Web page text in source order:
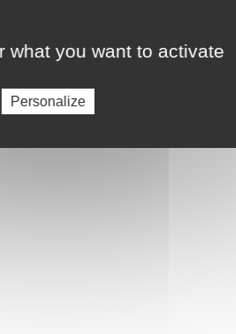
what you want to activate
Personalize
d'une autorisation d'examinateur
senior